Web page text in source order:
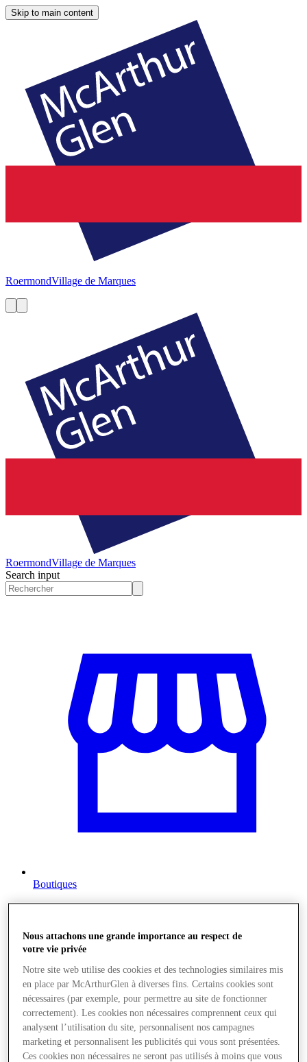
Skip to main content
RoermondVillage de Marques
RoermondVillage de Marques
Search input
Boutiques
Nous attachons une grande importance au respect de
votre vie privée
Notre site web utilise des cookies et des technologies similaires mis
en place par McArthurGlen à diverses fins. Certains cookies sont
nécessaires (par exemple, pour permettre au site de fonctionner
correctement). Les cookies non nécessaires comprennent ceux qui
analysent l’utilisation du site, personnalisent nos campagnes
marketing et personnalisent les publicités qui vous sont présentées.
Ces cookies non nécessaires ne seront pas utilisés à moins que vous